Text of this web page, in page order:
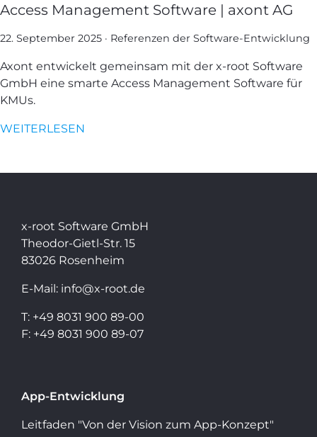
Access Management Software | axont AG
22. September 2025 · Referenzen der Software-Entwicklung
Axont entwickelt gemeinsam mit der x-root Software
GmbH eine smarte Access Management Software für
KMUs.
WEITERLESEN
x-root Software GmbH
Theodor-Gietl-Str. 15
83026 Rosenheim
E-Mail: info@x-root.de
T: +49 8031 900 89-00
F: +49 8031 900 89-07
App-Entwicklung
Leitfaden "Von der Vision zum App-Konzept"